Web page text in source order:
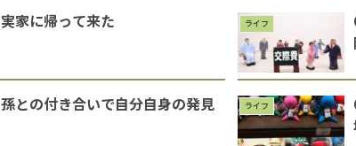
実家に帰って来た ライフ
孫との付き合いで自分自身の発見 ライフ